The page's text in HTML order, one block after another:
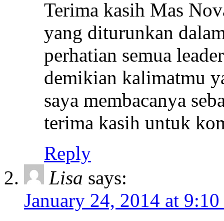
Terima kasih Mas
yang diturunkan
perhatian semua
demikian kalimatmu
saya membacanya
terima kasih untuk
Reply
Lisa says:
January 24, 2014 at